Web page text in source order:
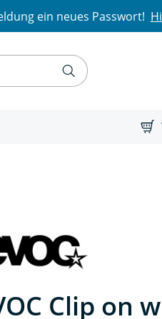
ein neues Passwort!
Clip on